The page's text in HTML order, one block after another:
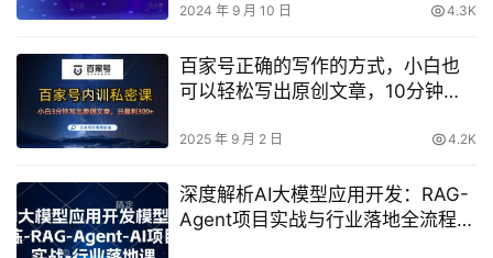
2024 年 9 月 10 日 4.3K
百家号正确的写作的方式，小白也
可以轻松写出原创文章，10分钟学
2025 年 9 月 2 日 4.2K
深度解析AI大模型应用开发：RAG-
Agent项目实战与行业落地全流程指